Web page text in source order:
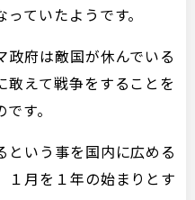
ていたようです。
政府は敵国が休んでいる
えて戦争をすることを
す。
いう事を国内に広める
１月を１年の始まりとす